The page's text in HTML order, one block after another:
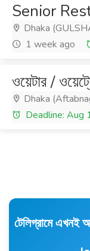
Senior
Dhaka
1 week ago
ওয়েটার /
Dhaka
Deadline: Aug
টেলিগ্রামে এখনই